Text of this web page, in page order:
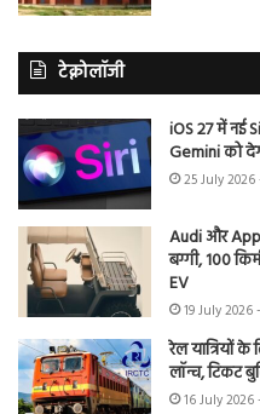
टेक्नोलॉजी
iOS 27 में नई
Gemini को
25 July 2026
Audi और
बग्गी, 100
EV
19 July 2026
रेल यात्रियों
लॉन्च, टिकट
16 July 2026